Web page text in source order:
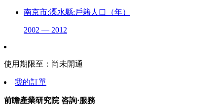
南京市:溧水縣:戶籍人口（年）
2002 — 2012
使用期限至： 尚未開通
我的訂單
前瞻產業研究院 咨詢·服務